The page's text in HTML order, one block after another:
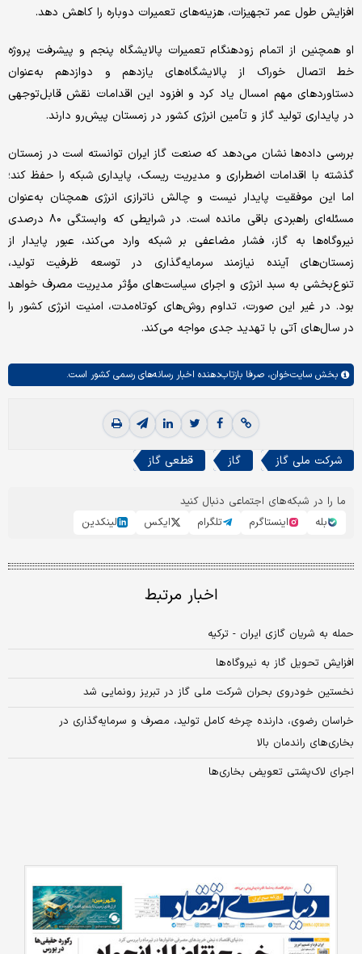
افزایش طول عمر تجهیزات، هزینه‌های تعمیرات دوباره را کاهش دهد.
او همچنین از اتمام زودهنگام تعمیرات پالایشگاه پنجم و پیشرفت پروژه
خط اتصال خوراک از پالایشگاه‌های یازدهم و دوازدهم به‌عنوان
دستاوردهای مهم امسال یاد کرد و افزود این اقدامات نقش قابل‌توجهی
در پایداری تولید گاز و تأمین انرژی کشور در زمستان پیش‌رو دارند.
بررسی داده‌ها نشان می‌دهد که صنعت گاز ایران توانسته است در زمستان
گذشته با اقدامات اضطراری و مدیریت ریسک، پایداری شبکه را حفظ کند؛
اما این موفقیت پایدار نیست و چالش ناترازی انرژی همچنان به‌عنوان
مسئله‌ای راهبردی باقی مانده است. در شرایطی که وابستگی ۸۰ درصدی
نیروگاه‌ها به گاز، فشار مضاعفی بر شبکه وارد می‌کند، عبور پایدار از
زمستان‌های آینده نیازمند سرمایه‌گذاری در توسعه ظرفیت تولید،
تنوع‌بخشی به سبد انرژی و اجرای سیاست‌های مؤثر مدیریت مصرف خواهد
بود. در غیر این صورت، تداوم روش‌های کوتاه‌مدت، امنیت انرژی کشور را
در سال‌های آتی با تهدید جدی مواجه می‌کند.
بخش سایت‌خوان، صرفا بازتاب‌دهنده اخبار رسانه‌های رسمی کشور است.
شرکت ملی گاز گاز قطعی گاز
ما را در شبکه‌های اجتماعی دنبال کنید
بله
اینستاگرم تلگرام ایکس لینکدین
اخبار مرتبط
حمله به شریان گازی ایران - ترکیه
افزایش تحویل گاز به نیروگاه‌ها
نخستین خودروی بحران شرکت ملی گاز در تبریز رونمایی شد
خراسان رضوی، دارنده چرخه کامل تولید، مصرف و سرمایه‌گذاری در
بخاری‌های راندمان بالا
اجرای لاک‌پشتی تعویض بخاری‌ها